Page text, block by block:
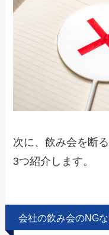
次に、飲み会を断
3つ紹介します。
会社の飲み会のNG